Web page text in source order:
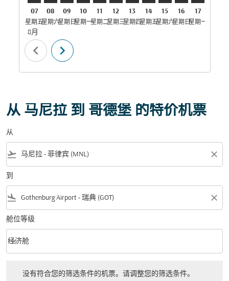
07
星期五
8月
08
星期六
09
星期日
10
星期一
11
星期二
12
星期三
13
星期四
14
星期五
15
星期六
16
星期日
17
星期一星期二
chevron_left chevron_right
从 马尼拉 到 哥德堡 的特价机票
从
flight_takeoff close
到
flight_land close
舱位等级
舱位等级 option 经济舱 Selected
经济舱
keyboard_arrow_down
没有符合您的筛选条件的机票。请调整您的筛选条件。